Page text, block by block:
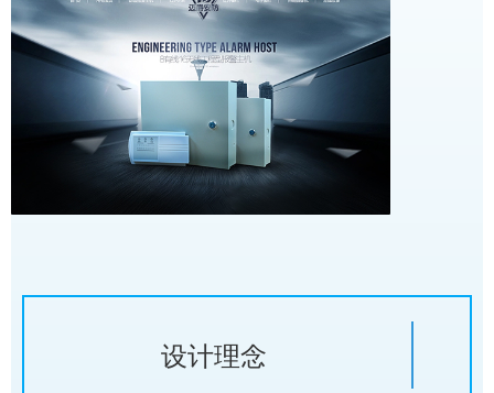
设计理念